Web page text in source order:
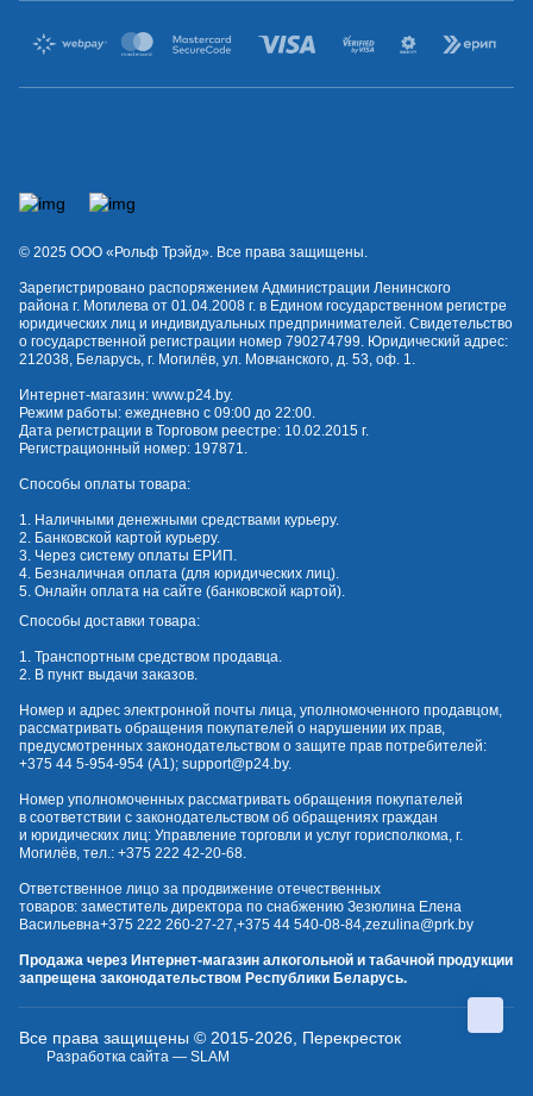
© 2025 OOO «Рольф Трэйд». Все права защищены.
Зарегистрировано распоряжением Администрации Ленинского
района г. Могилева от 01.04.2008 г. в Едином государственном регистре
юридических лиц и индивидуальных предпринимателей. Свидетельство
о государственной регистрации номер 790274799. Юридический адрес:
212038, Беларусь, г. Могилёв, ул. Мовчанского, д. 53, оф. 1.
Интернет-магазин: www.p24.by.
Режим работы: ежедневно с 09:00 до 22:00.
Дата регистрации в Торговом реестре: 10.02.2015 г.
Регистрационный номер: 197871.
Способы оплаты товара:
1. Наличными денежными средствами курьеру.
2. Банковской картой курьеру.
3. Через систему оплаты ЕРИП.
4. Безналичная оплата (для юридических лиц).
5. Онлайн оплата на сайте (банковской картой).
Способы доставки товара:
1. Транспортным средством продавца.
2. В пункт выдачи заказов.
Номер и адрес электронной почты лица, уполномоченного продавцом,
рассматривать обращения покупателей о нарушении их прав,
предусмотренных законодательством о защите прав потребителей:
+375 44 5-954-954 (А1); support@p24.by.
Номер уполномоченных рассматривать обращения покупателей
в соответствии с законодательством об обращениях граждан
и юридических лиц: Управление торговли и услуг горисполкома, г.
Могилёв, тел.: +375 222 42-20-68.
Ответственное лицо за продвижение отечественных
товаров: заместитель директора по снабжению Зезюлина Елена
Васильевна+375 222 260-27-27,+375 44 540-08-84,zezulina@prk.by
Продажа через Интернет-магазин алкогольной и табачной продукции
запрещена законодательством Республики Беларусь.
Все права защищены © 2015-2026, Перекресток
Разработка сайта — SLAM